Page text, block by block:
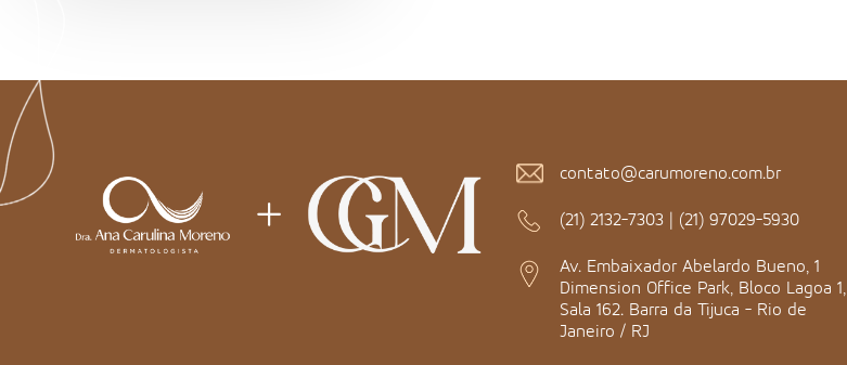
contato@carumoreno.com.br
(21) 2132-7303 | (21) 97029-5930
Av. Embaixador Abelardo Bueno, 1
Dimension Office Park, Bloco Lagoa 1,
Sala 162. Barra da Tijuca - Rio de
Janeiro / RJ